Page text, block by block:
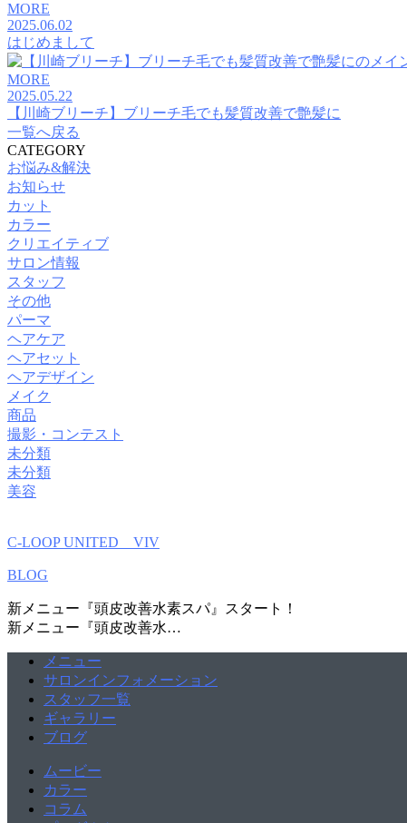
MORE
2025.06.02
はじめまして
MORE
2025.05.22
【川崎ブリーチ】ブリーチ毛でも髪質改善で艶髪に
一覧へ戻る
CATEGORY
お悩み&解決
お知らせ
カット
カラー
クリエイティブ
サロン情報
スタッフ
その他
パーマ
ヘアケア
ヘアセット
ヘアデザイン
メイク
商品
撮影・コンテスト
未分類
未分類
美容
C-LOOP UNITED VIV
BLOG
新メニュー『頭皮改善水素スパ』スタート！
新メニュー『頭皮改善水…
メニュー
サロンインフォメーション
スタッフ一覧
ギャラリー
ブログ
ムービー
カラー
コラム